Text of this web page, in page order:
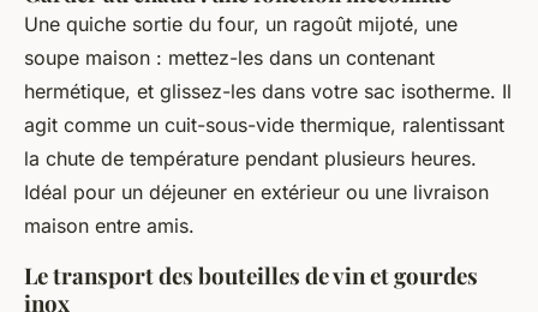
Une quiche sortie du four, un ragoût mijoté, une
soupe maison : mettez-les dans un contenant
hermétique, et glissez-les dans votre sac isotherme. Il
agit comme un cuit-sous-vide thermique, ralentissant
la chute de température pendant plusieurs heures.
Idéal pour un déjeuner en extérieur ou une livraison
maison entre amis.
Le transport des bouteilles de vin et gourdes
inox